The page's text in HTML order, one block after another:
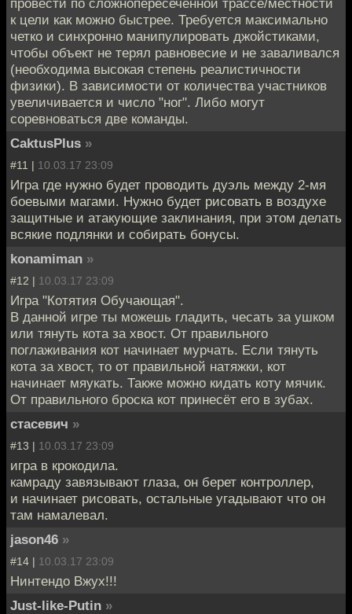
к цели как можно быстрее. Требуется максимально
четко и синхронно манипулировать джойстиками,
чтобы объект не терял равновесие и не заваливался
(необходима высокая степень реалистичности
физики). В зависимости от количества участников
увеличивается и число "ног". Либо могут
соревноваться две команды.
CaktusPlus »
#11 | 10.03.17 23:09
Игра где нужно будет проводить дуэль между 2-мя
боевыми магами. Нужно будет рисовать в воздухе
защитные и атакующие заклинания, при этом делать
всякие подлянки и собирать бонусы.
konamiman »
#12 | 10.03.17 23:09
Игра "Котятия Обучающая".
В данной игре ты можешь гладить, чесать за ушком
или тянуть кота за хвост. От правильного
поглаживания кот начинает мурчать. Если тянуть
кота за хвост, то от правильной натяжки, кот
начинает мяукать. Также можно кидать коту мячик.
От правильного броска кот принесёт его в зубах.
стасевич »
#13 | 10.03.17 23:09
игра в крокодила.
камраду завязывают глаза, он берет контроллер,
и начинает рисовать, остальные угадывают что он
там намалевал.
jason46 »
#14 | 10.03.17 23:09
Нинтендо Вжух!!!
Just-like-Putin »